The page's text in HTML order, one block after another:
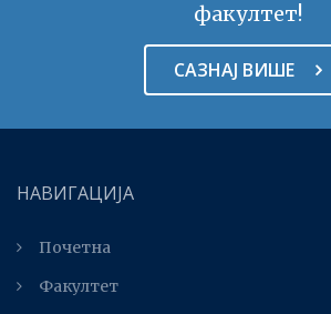
факултет!
САЗНАЈ ВИШЕ
НАВИГАЦИЈА
Почетна
Факултет